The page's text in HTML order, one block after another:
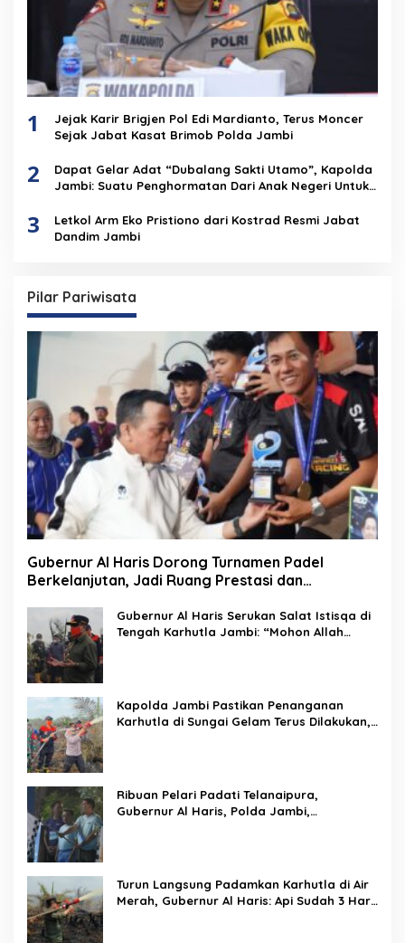
1
Jejak Karir Brigjen Pol Edi Mardianto, Terus Moncer
Sejak Jabat Kasat Brimob Polda Jambi
2
Dapat Gelar Adat “Dubalang Sakti Utamo”, Kapolda
Jambi: Suatu Penghormatan Dari Anak Negeri Untuk
3
Letkol Arm Eko Pristiono dari Kostrad Resmi Jabat
Dandim Jambi
Pilar Pariwisata
Gubernur Al Haris Dorong Turnamen Padel
Berkelanjutan, Jadi Ruang Prestasi dan
Gubernur Al Haris Serukan Salat Istisqa di
Tengah Karhutla Jambi: “Mohon Allah
Kapolda Jambi Pastikan Penanganan
Karhutla di Sungai Gelam Terus Dilakukan,
Ribuan Pelari Padati Telanaipura,
Gubernur Al Haris, Polda Jambi,
Turun Langsung Padamkan Karhutla di Air
Merah, Gubernur Al Haris: Api Sudah 3 Hari,